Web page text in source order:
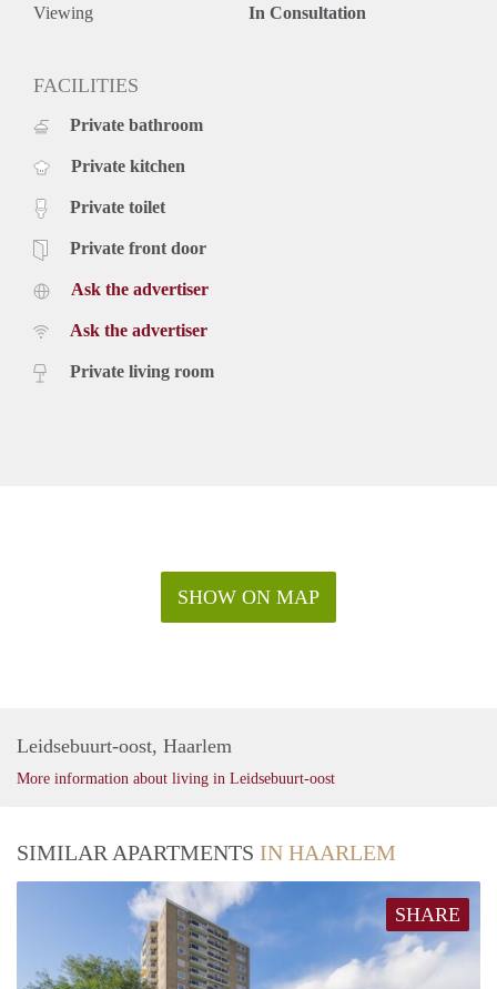
De woning wordt gestoffeerd, ongemeubileerd aangeboden;
Minimale huurperiode 12 maanden;
Viewing In Consultation
FACILITIES
Private bathroom
Private kitchen
Private toilet
Private front door
Ask the advertiser
Ask the advertiser
Private living room
SHOW ON MAP
Leidsebuurt-oost, Haarlem
More information about living in Leidsebuurt-oost
SIMILAR APARTMENTS IN HAARLEM
SHARE